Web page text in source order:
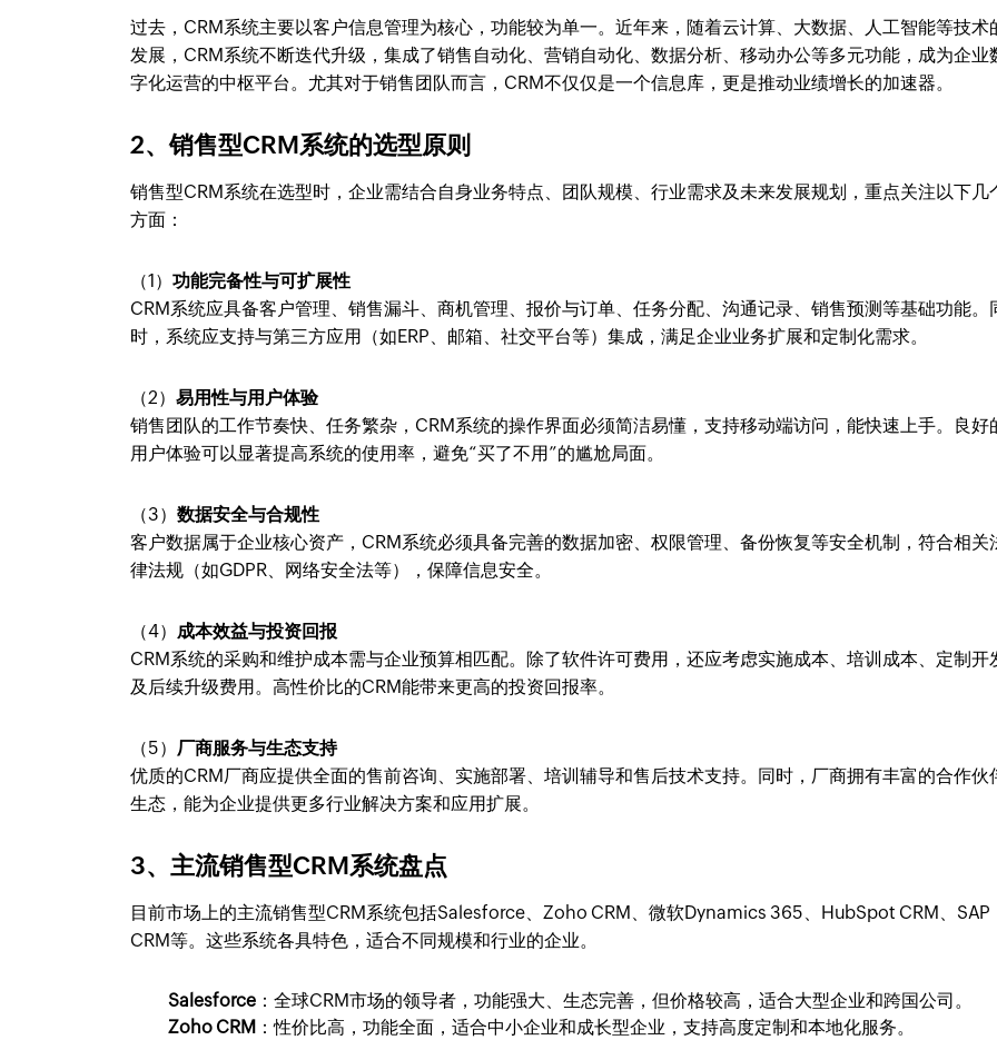
过去，CRM系统主要以客户信息管理为核心，功能较为单一。近年来，随着云计算、大数据、人工智能等技术
发展，CRM系统不断迭代升级，集成了销售自动化、营销自动化、数据分析、移动办公等多元功能，成为企业
字化运营的中枢平台。尤其对于销售团队而言，CRM不仅仅是一个信息库，更是推动业绩增长的加速器。
2、销售型CRM系统的选型原则
销售型CRM系统在选型时，企业需结合自身业务特点、团队规模、行业需求及未来发展规划，重点关注以下几
方面：
（1）功能完备性与可扩展性
CRM系统应具备客户管理、销售漏斗、商机管理、报价与订单、任务分配、沟通记录、销售预测等基础功能。
时，系统应支持与第三方应用（如ERP、邮箱、社交平台等）集成，满足企业业务扩展和定制化需求。
（2）易用性与用户体验
销售团队的工作节奏快、任务繁杂，CRM系统的操作界面必须简洁易懂，支持移动端访问，能快速上手。良好
用户体验可以显著提高系统的使用率，避免“买了不用”的尴尬局面。
（3）数据安全与合规性
客户数据属于企业核心资产，CRM系统必须具备完善的数据加密、权限管理、备份恢复等安全机制，符合相关
律法规（如GDPR、网络安全法等），保障信息安全。
（4）成本效益与投资回报
CRM系统的采购和维护成本需与企业预算相匹配。除了软件许可费用，还应考虑实施成本、培训成本、定制开
及后续升级费用。高性价比的CRM能带来更高的投资回报率。
（5） 厂商服务与生态支持
优质的CRM厂商应提供全面的售前咨询、实施部署、培训辅导和售后技术支持。同时，厂商拥有丰富的合作伙
生态，能为企业提供更多行业解决方案和应用扩展。
3、主流销售型CRM系统盘点
目前市场上的主流销售型CRM系统包括Salesforce、Zoho CRM、微软Dynamics 365、HubSpot CRM、SAP
CRM等。这些系统各具特色，适合不同规模和行业的企业。
Salesforce ：全球CRM市场的领导者，功能强大、生态完善，但价格较高，适合大型企业和跨国公司。
Zoho CRM ：性价比高，功能全面，适合中小企业和成长型企业，支持高度定制和本地化服务。